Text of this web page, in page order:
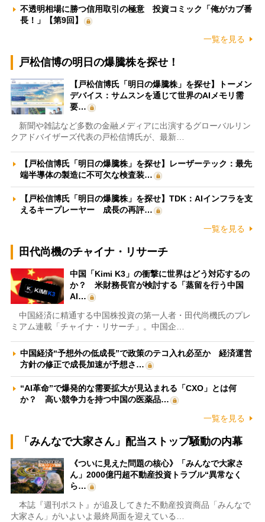
不透明相場に勝つ信用取引の極意 投資コミック「俺がカブ番
長！」【第9回】
一覧を見る
戸松信博の明日の爆騰株を探せ！
【戸松信博氏「明日の爆騰株」を探せ】トーメン
デバイス：サムスンを通じて世界のAIメモリ需
要…
新聞や雑誌など多数の金融メディアに出演するグローバルリン
クアドバイザーズ代表の戸松信博氏が、最新…
【戸松信博氏「明日の爆騰株」を探せ】レーザーテック：最先
端半導体の製造に不可欠な検査装…
【戸松信博氏「明日の爆騰株」を探せ】TDK：AIインフラを支
えるキープレーヤー 成長の再評…
一覧を見る
田代尚機のチャイナ・リサーチ
中国「Kimi K3」の衝撃に世界はどう対応するの
か？ 米財務長官が検討する「蒸留を行う中国
AI…
中国経済に精通する中国株投資の第一人者・田代尚機氏のプレ
ミアム連載「チャイナ・リサーチ」。中国企…
中国経済“予想外の低成長”で政策のテコ入れ必至か 経済運営
方針の修正で成長加速が予想さ…
“AI革命”で爆発的な需要拡大が見込まれる「CXO」とは何
か？ 高い競争力を持つ中国の医薬品…
一覧を見る
「みんなで大家さん」配当ストップ騒動の内幕
《ついに見えた問題の核心》「みんなで大家さ
ん」2000億円超不動産投資トラブル“異常なく
ら…
本誌『週刊ポスト』が追及してきた不動産投資商品「みんなで
大家さん」がいよいよ最終局面を迎えている…